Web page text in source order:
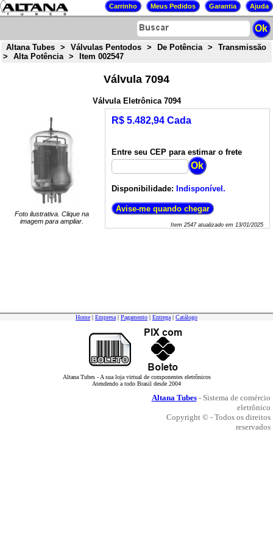
Altana Tubes > Válvulas Pentodos > De Potência >
Transmissão
>
Alta Potência > Item 002547
Válvula 7094
Válvula Eletrônica 7094
Foto ilustrativa. Clique na
imagem para ampliar.
R$ 5.482,94 Cada
Entre seu CEP para estimar o frete
Disponibilidade: Indisponível.
Item 2547atualizado em 13/01/2025
Home | Empresa | Pagamento | Entrega | Catálogo
Altana Tubes - A sua loja virtual de componentes eletrônicos
Atendendo a todo Brasil desde 2004
Altana Tubes- Sistema de comércio
eletrônico
Copyright © - Todos os direitos
reservados